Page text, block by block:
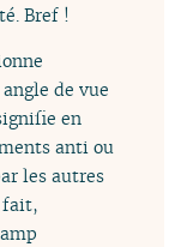
Bref !
de vue
en
anti ou
les autres
fait,